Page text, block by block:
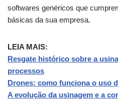
softwares genéricos que
básicas da sua empresa.
LEIA MAIS:
Resgate histórico sobre a
processos
Drones: como funciona o uso
A evolução da usinagem e a